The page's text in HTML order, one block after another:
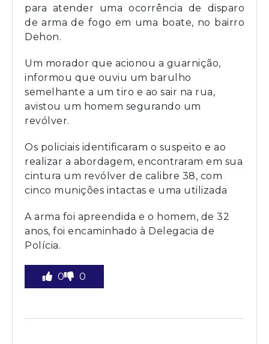
para atender uma ocorrência de disparo
de arma de fogo em uma boate, no bairro
Dehon.
Um morador que acionou a guarnição,
informou que ouviu um barulho
semelhante a um tiro e ao sair na rua,
avistou um homem segurando um
revólver.
Os policiais identificaram o suspeito e ao
realizar a abordagem, encontraram em sua
cintura um revólver de calibre 38, com
cinco munições intactas e uma utilizada
A arma foi apreendida e o homem, de 32
anos, foi encaminhado à Delegacia de
Polícia.
0 0